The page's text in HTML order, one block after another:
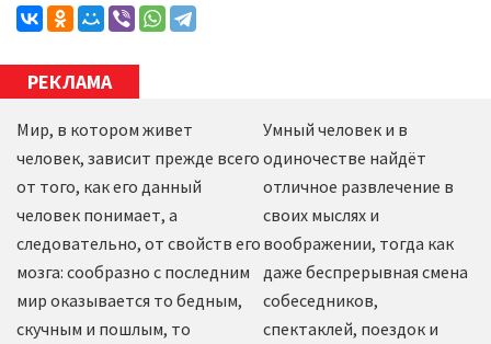
РЕКЛАМА
Мир, в котором живет
человек, зависит прежде всего
от того, как его данный
человек понимает, а
следовательно, от свойств его
мозга: сообразно с последним
мир оказывается то бедным,
скучным и пошлым, то
Умный человек и в
одиночестве найдёт
отличное развлечение в
своих мыслях и
воображении, тогда как
даже беспрерывная смена
собеседников,
спектаклей, поездок и